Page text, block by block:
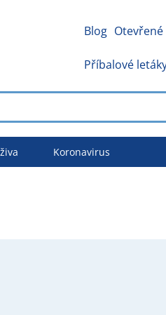
Blog
Příbalové
Koronavirus